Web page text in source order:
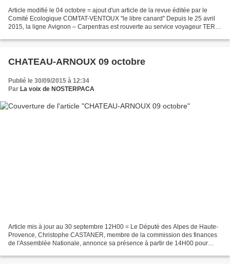
Article modifié le 04 octobre = ajout d'un article de la revue éditée par le
Comité Ecologique COMTAT-VENTOUX "le libre canard" Depuis le 25 avril
2015, la ligne Avignon – Carpentras est rouverte au service voyageur TER.
CHATEAU-ARNOUX 09 octobre
Publié le 30/09/2015 à 12:34
Par La voix de NOSTERPACA
Article mis à jour au 30 septembre 12H00 = Le Député des Alpes de Haute-
Provence, Christophe CASTANER, membre de la commission des finances
de l'Assemblée Nationale, annonce sa présence à partir de 14H00 pour